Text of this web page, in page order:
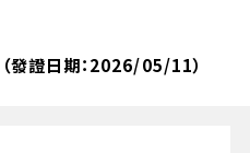
（發證日期：2026/05/11）